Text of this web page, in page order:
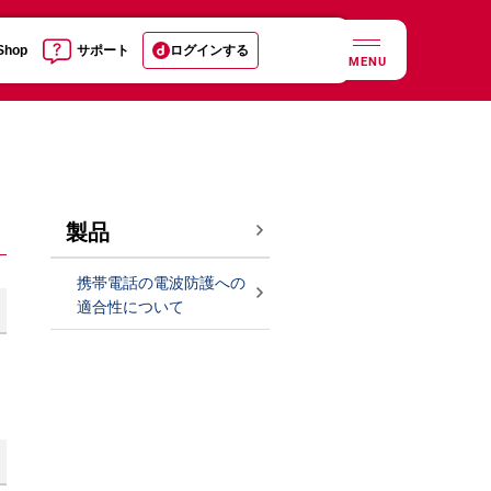
サポート ログインする
MENU
製品
携帯電話の電波防護への
適合性について